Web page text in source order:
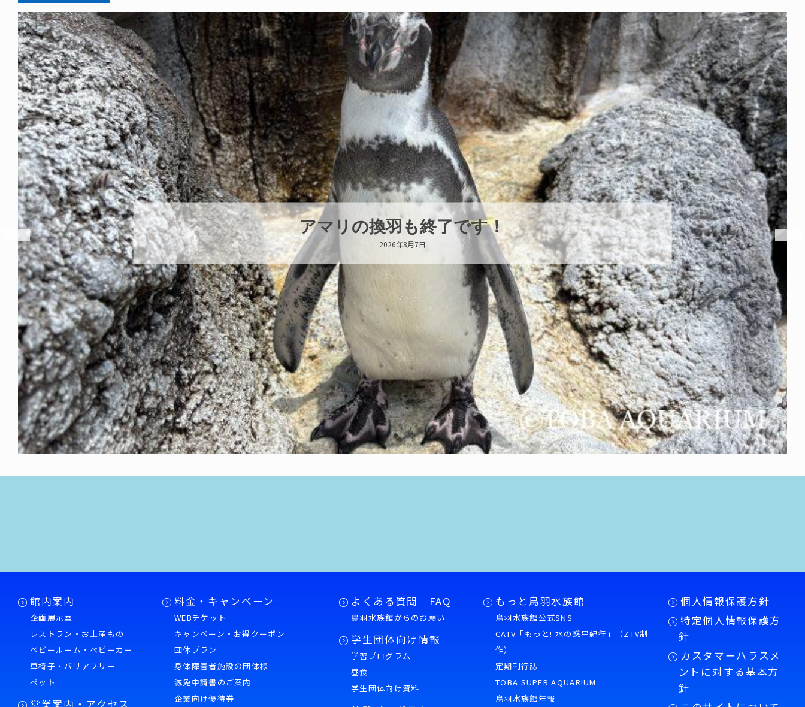
アマリの換羽も終了です！
2026年8月7日
館内案内
企画展示室
レストラン・お土産もの
ベビールーム・ベビーカー
車椅子・バリアフリー
ペット
営業案内・アクセス
料金・キャンペーン
WEBチケット
キャンペーン・お得クーポン
団体プラン
身体障害者施設の団体様
減免申請書のご案内
企業向け優待券
よくある質問 FAQ
鳥羽水族館からのお願い
学生団体向け情報
学習プログラム
昼食
学生団体向け資料
もっと鳥羽水族館
鳥羽水族館公式SNS
CATV「もっと! 水の惑星紀行」（ZTV制
作）
定期刊行誌
TOBA SUPER AQUARIUM
鳥羽水族館年報
個人情報保護方針
特定個人情報保護方
針
カスタマーハラスメ
ントに対する基本方
針